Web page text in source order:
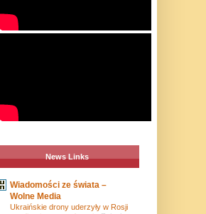
News Links
Wiadomości ze świata –
Wolne Media
Ukraińskie drony uderzyły w Rosji